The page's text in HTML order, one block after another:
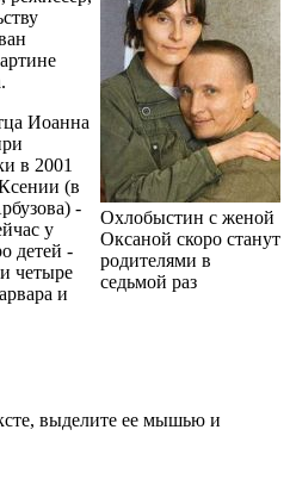
Охлобыстин с женой
Оксаной скоро станут
родителями в
седьмой раз
Иоанна
в 2001
(в
-
у
детей -
четыре
и
выделите ее мышью и